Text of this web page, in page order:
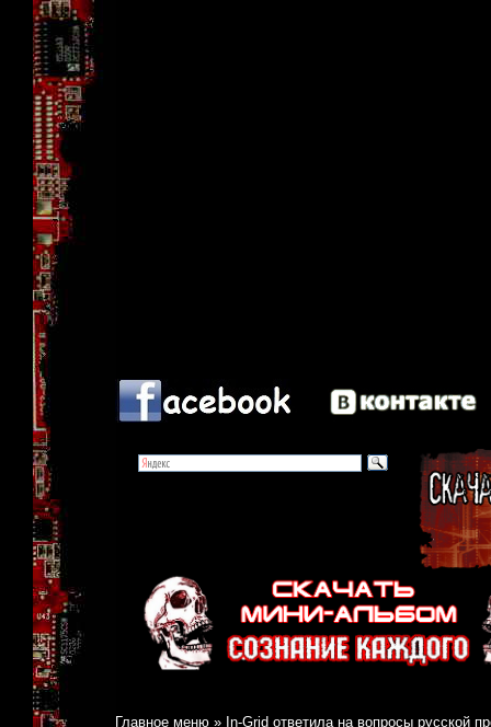
Главное меню » In-Grid ответила на вопросы русской